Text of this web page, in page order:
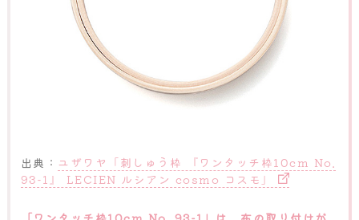
出典： ユザワヤ「刺しゅう枠 『ワンタッチ枠10cm No.
93-1』 LECIEN ルシアン cosmo コスモ」